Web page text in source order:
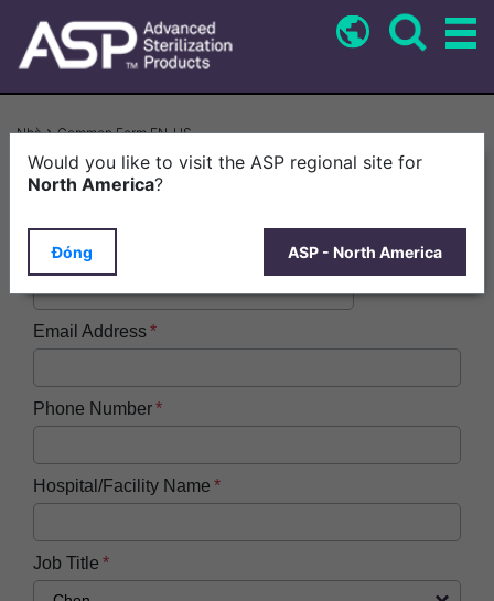
dung
Breadcrumb
Nhà Common Form EN-US
First Name
Last Name
Email Address
Phone Number
Hospital/Facility Name
Job Title
Would you like to visit the ASP regional site for
North America?
Đóng ASP - North America